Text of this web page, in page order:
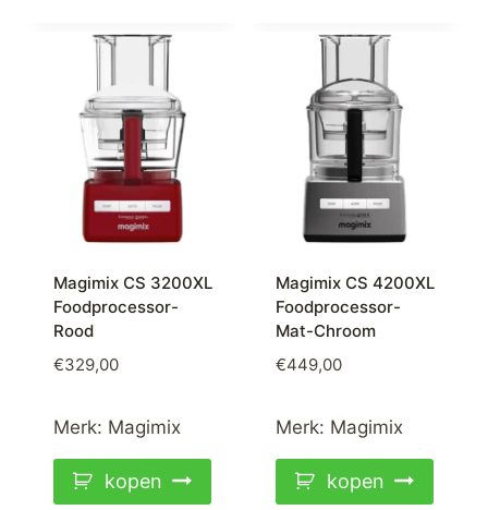
Magimix CS 3200XL
Foodprocessor-
Rood
€329,00
Merk: Magimix
kopen
Magimix CS 4200XL
Foodprocessor-
Mat-Chroom
€449,00
Merk: Magimix
kopen